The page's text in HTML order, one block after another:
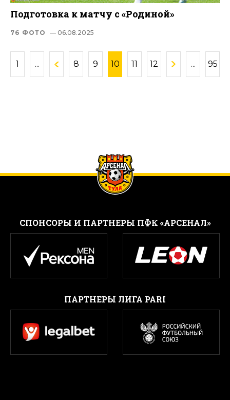
Подготовка к матчу с «Родиной»
76 ФОТО — 06.08.2025
1 ... 8 9 10 11 12 ... 95
CПОНСОРЫ И ПАРТНЕРЫ ПФК «АРСЕНАЛ»
ПАРТНЕРЫ ЛИГА PARI